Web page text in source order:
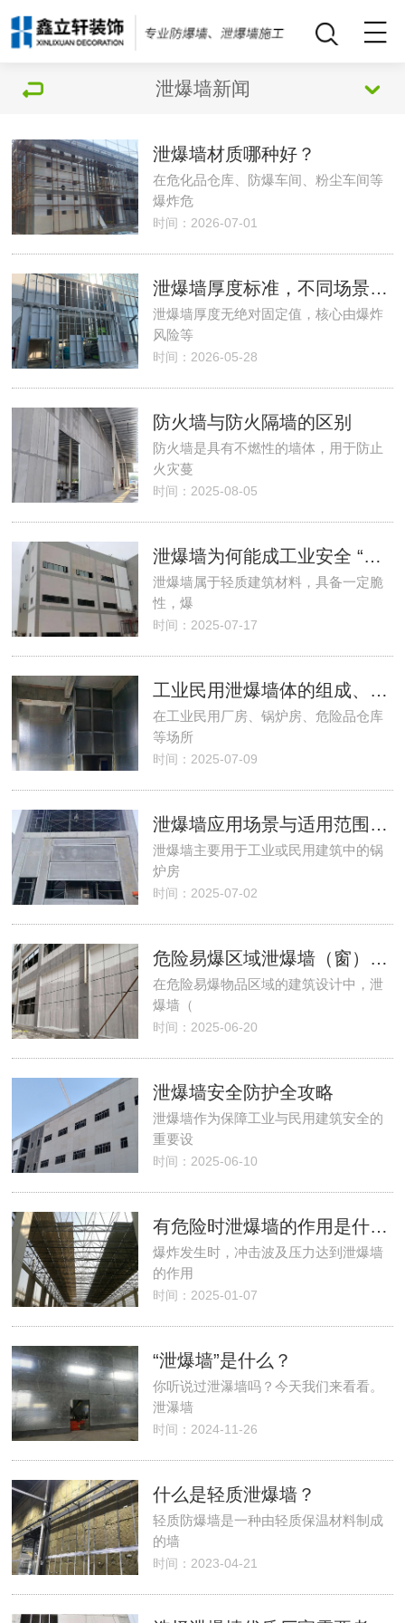
泄爆墙新闻
泄爆墙材质哪种好？
在危化品仓库、防爆车间、粉尘车间等
爆炸危
时间：2026-07-01
泄爆墙厚度标准，不同场景如何选？
泄爆墙厚度无绝对固定值，核心由爆炸
风险等
时间：2026-05-28
防火墙与防火隔墙的区别
防火墙是具有不燃性的墙体，用于防止
火灾蔓
时间：2025-08-05
泄爆墙为何能成工业安全 “守护神”？
泄爆墙属于轻质建筑材料，具备一定脆
性，爆
时间：2025-07-17
工业民用泄爆墙体的组成、应用及系统特点
在工业民用厂房、锅炉房、危险品仓库
等场所
时间：2025-07-09
泄爆墙应用场景与适用范围说明
​泄爆墙主要用于工业或民用建筑中的锅
炉房
时间：2025-07-02
危险易爆区域泄爆墙（窗）系统设计与施工规
在危险易爆物品区域的建筑设计中，泄
爆墙（
时间：2025-06-20
泄爆墙安全防护全攻略
泄爆墙作为保障工业与民用建筑安全的
重要设
时间：2025-06-10
有危险时泄爆墙的作用是什么？
爆炸发生时，冲击波及压力达到泄爆墙
的作用
时间：2025-01-07
“泄爆墙”是什么？
你听说过泄瀑墙吗？今天我们来看看。
泄瀑墙
时间：2024-11-26
什么是轻质泄爆墙？
​轻质防爆墙是一种由轻质保温材料制成
的墙
时间：2023-04-21